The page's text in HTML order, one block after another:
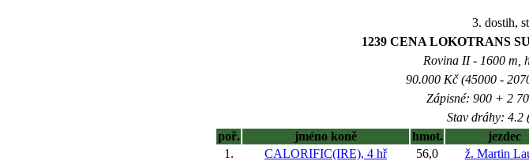
3. dostih,
1239 CENA LOKOTRANS
Rovina II - 1600 m,
90.000 Kč (45000 -
Zápisné: 900 + 2
Stav dráhy: 4.2
poř.
jméno koně hmot. jezdec
1.
CALORIFIC(IRE), 4 hř 56,0 ž. Martin